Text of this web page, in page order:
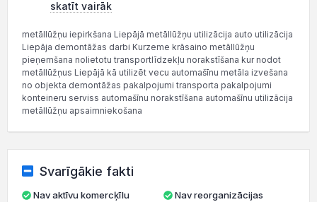
skatīt vairāk
metāllūžņu iepirkšana Liepājā metāllūžņu utilizācija auto utilizācija
Liepāja demontāžas darbi Kurzeme krāsaino metāllūžņu
pieņemšana nolietotu transportlīdzekļu norakstīšana kur nodot
metāllūžņus Liepājā kā utilizēt vecu automašīnu metāla izvešana
no objekta demontāžas pakalpojumi transporta pakalpojumi
konteineru serviss automašīnu norakstīšana automašīnu utilizācija
metāllūžņu apsaimniekošana
Svarīgākie fakti
Nav aktīvu komercķīlu
Nav reorganizācijas